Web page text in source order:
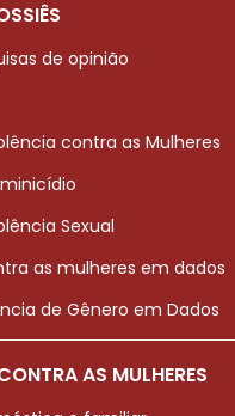
de opinião
contra as Mulheres
Sexual
as mulheres em dados
de Gênero em Dados
AS MULHERES